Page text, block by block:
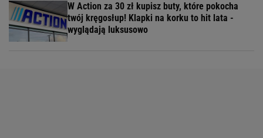
W Action za 30 zł kupisz buty, które pokocha
twój kręgosłup! Klapki na korku to hit lata -
wyglądają luksusowo